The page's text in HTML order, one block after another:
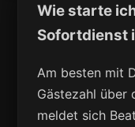
Wie starte
Sofortdienst
Am besten mit
Gästezahl über
meldet sich